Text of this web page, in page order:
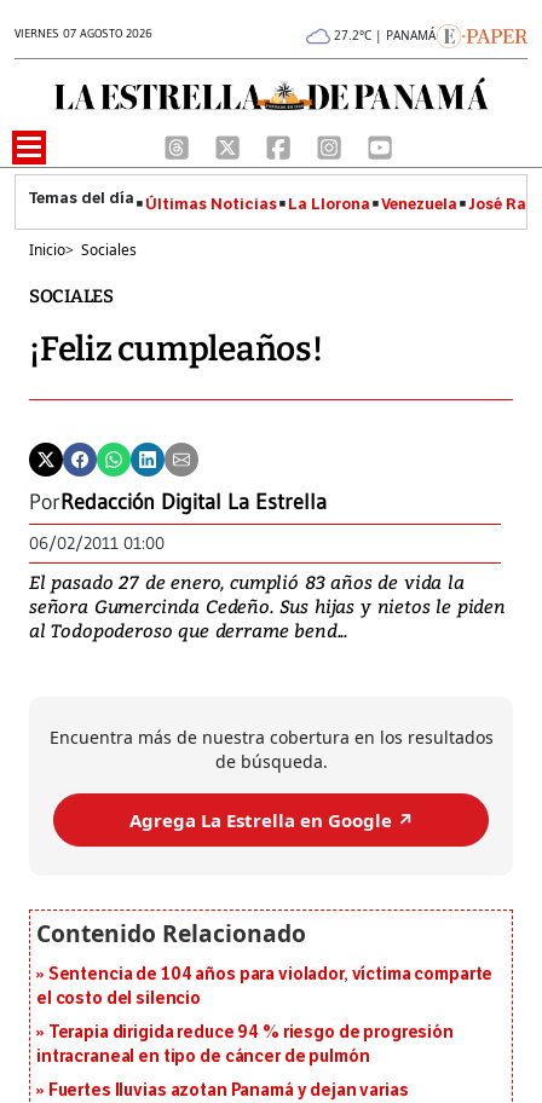
VIERNES 07 AGOSTO 2026 27.2°C | PANAMÁ
Últimas Noticias La Llorona Venezuela José
Inicio> Sociales
SOCIALES
¡Feliz cumpleaños!
PorRedacción Digital La Estrella
06/02/2011 01:00
El pasado 27 de enero, cumplió 83 años de vida la
señora Gumercinda Cedeño. Sus hijas y nietos le piden
al Todopoderoso que derrame bend...
Encuentra más de nuestra cobertura en los resultados
de búsqueda.
Agrega La Estrella en Google ↗️
Sentencia de 104 años para violador, víctima comparte
el costo del silencio
Terapia dirigida reduce 94 % riesgo de progresión
intracraneal en tipo de cáncer de pulmón
Fuertes lluvias azotan Panamá y dejan varias